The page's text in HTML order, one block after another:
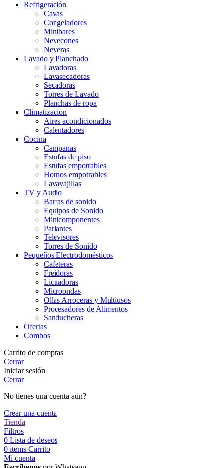
Refrigeración
Cavas
Congeladores
Minibares
Nevecones
Neveras
Lavado y Planchado
Lavadoras
Lavasecadoras
Secadoras
Torres de Lavado
Planchas de ropa
Climatizacion
Aires acondicionados
Calentadores
Cocina
Campanas
Estufas de piso
Estufas empotrables
Hornos empotrables
Lavavajillas
TV y Audio
Barras de sonido
Equipos de Sonido
Minicomponentes
Parlantes
Televisores
Torres de Sonido
Pequeños Electrodomésticos
Cafeteras
Freidoras
Licuadoras
Microondas
Ollas Arroceras y Multiusos
Procesadores de Alimentos
Sanducheras
Ofertas
Combos
Carrito de compras
Cerrar
Iniciar sesión
Cerrar
No tienes una cuenta aún?
Crear una cuenta
Tienda
Filtros
0 Lista de deseos
0 items Carrito
Mi cuenta